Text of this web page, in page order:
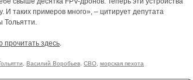
И таких примеров много», – цитирует депутата
Тольятти.
прочитать здесь.
Василий Воробьев СВО морская пехота